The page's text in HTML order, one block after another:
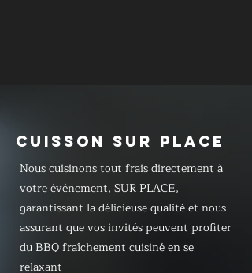
CUISSON SUR PLACE
Nous cuisinons tout frais directement à
votre événement, SUR PLACE,
garantissant la délicieuse qualité et nous
assurant que vos invités peuvent profiter
du BBQ fraîchement cuisiné en se
relaxant